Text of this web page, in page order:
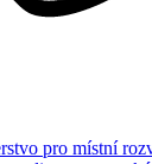
pro místní